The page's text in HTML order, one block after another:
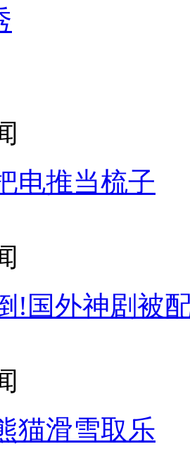
电推当梳子
!国外神剧被
猫滑雪取乐